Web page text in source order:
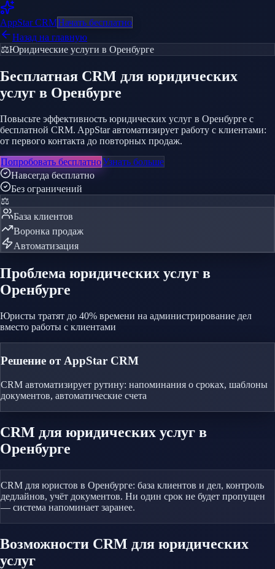
AppStarCRMНачать бесплатно
Назад на главную
⚖️Юридические услуги в Оренбурге
Бесплатная CRM для юридических
услуг в Оренбурге
Повысьте эффективность юридических услуг в Оренбурге с
бесплатной CRM. AppStar автоматизирует работу с клиентами:
от первого контакта до повторных продаж.
Попробовать бесплатноУзнать больше
Навсегда бесплатно
Без ограничений
⚖️
База клиентов
Воронка продаж
Автоматизация
Проблема юридических услуг в
Оренбурге
Юристы тратят до 40% времени на администрирование дел
вместо работы с клиентами
Решение от AppStar CRM
CRM автоматизирует рутину: напоминания о сроках, шаблоны
документов, автоматические счета
CRM для юридических услуг в
Оренбурге
CRM для юристов в Оренбурге: база клиентов и дел, контроль
дедлайнов, учёт документов. Ни один срок не будет пропущен
— система напоминает заранее.
Возможности CRM для юридических
услуг